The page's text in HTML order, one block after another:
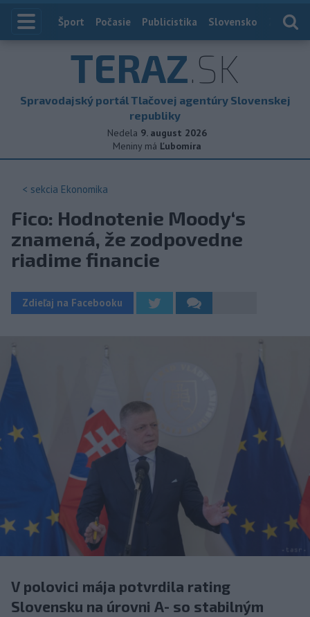
Index
Šport Počasie Publicistika Slovensko
TERAZ.SK
Spravodajský portál Tlačovej agentúry Slovenskej
republiky
Nedela 9. august 2026
Meniny má Ľubomíra
< sekcia Ekonomika
Fico: Hodnotenie Moody‘s
znamená, že zodpovedne
riadime financie
Zdieľaj na Facebooku
V polovici mája potvrdila rating
Slovensku na úrovni A- so stabilným